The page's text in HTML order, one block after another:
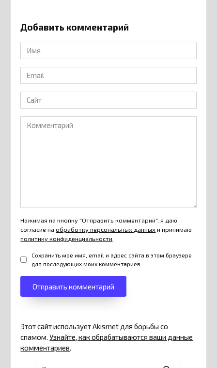
Добавить комментарий
Имя
*
Email
*
Сайт
Комментарий
Нажимая на кнопку "Отправить комментарий", я даю
согласие наобработку персональных данныхи принимаю
политику конфиденциальности.
Сохранить моё имя, email и адрес сайта в этом браузере
для последующих моих комментариев.
Этот сайт использует Akismet для борьбы со
спамом.Узнайте, как обрабатываются ваши данные
комментариев.
Search